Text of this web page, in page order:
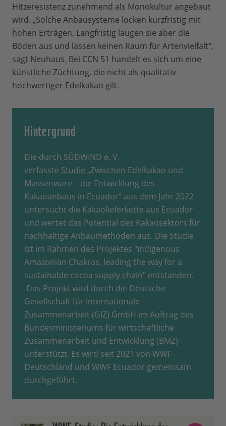
Hitzeresistenz zunehmend als Monokultur angebaut
wird. „Solche Anbausysteme locken kurzfristig mit
hohen Erträgen. Langfristig laugen sie aber die
Böden aus und lassen keinen Raum für Artenvielfalt“,
sagt Neuhaus. Bei CCN 51 handelt es sich um eine
künstliche Züchtung, die nicht als qualitativ
hochwertiger Edelkakao gilt.
Hintergrund
Die durch SÜDWIND e. V.
verfasste Studie „Zwischen Edelkakao und
Massenware – die Entwicklung des
Kakaoanbaus in Ecuador“ aus dem Jahr 2022
untersucht die Kakaolieferkette aus Ecuador
und wertet das Potential des Kakaosektors für
nachhaltige Anbaumethoden aus. Die Studie
ist im Rahmen des Projektes "Indigenous
Amazonian Chakras, leading the way for a
sustainable cocoa supply chain“ entstanden.
Das Projekt wird durch die Deutsche
Gesellschaft für Internationale
Zusammenarbeit (GIZ) GmbH im Auftrag des
Bundesministeriums für wirtschaftliche
Zusammenarbeit und Entwicklung (BMZ)
unterstützt. Es wird seit 2021 von WWF
Deutschland und WWF Ecuador gemeinsam
durchgeführt.